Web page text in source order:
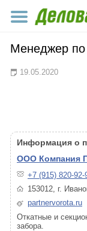
Менеджер
19.05.2020
Информация о
ООО Компания
+7 (915) 820-92-
153012, г.
partnervorota.ru
Откатные и
забора.